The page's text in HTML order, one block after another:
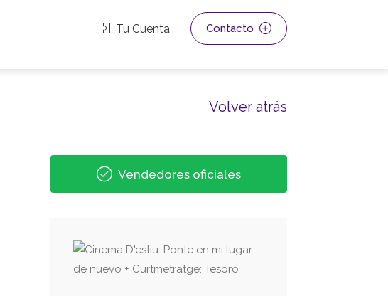
Tu Cuenta Contacto
Volver atrás
Vendedores oficiales